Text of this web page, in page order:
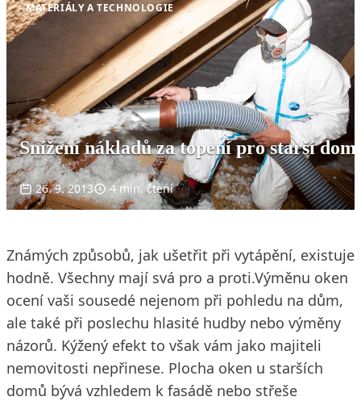
MATERIÁLY A TECHNOLOGIE
Snížení nákladů za topení pro starší
26. 9. 2013 4 min. čtení
Známých způsobů, jak ušetřit při vytápění, existuje
hodně. Všechny mají svá pro a proti.Výměnu oken
ocení vaši sousedé nejenom při pohledu na dům,
ale také při poslechu hlasité hudby nebo výměny
názorů. Kýžený efekt to však vám jako majiteli
nemovitosti nepřinese. Plocha oken u starších
domů bývá vzhledem k fasádě nebo střeše